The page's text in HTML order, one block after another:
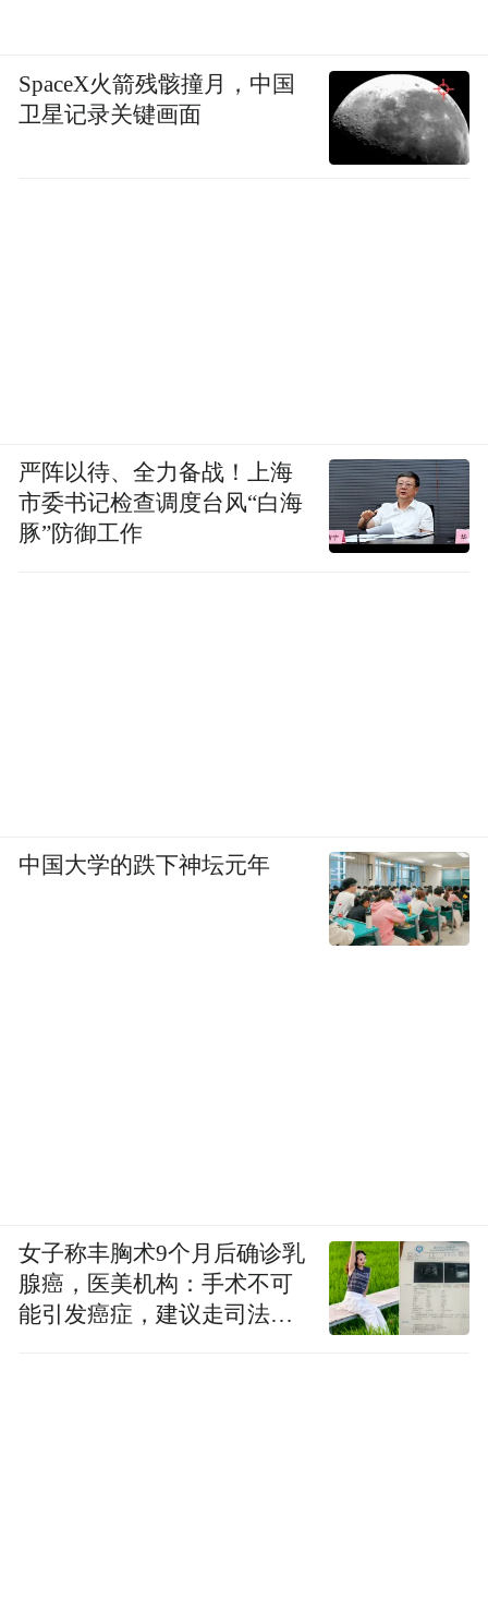
SpaceX火箭残骸撞月，中国
卫星记录关键画面
严阵以待、全力备战！上海
市委书记检查调度台风“白海
豚”防御工作
中国大学的跌下神坛元年
女子称丰胸术9个月后确诊乳
腺癌，医美机构：手术不可
能引发癌症，建议走司法途